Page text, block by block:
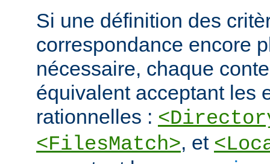
Si une définition des
correspondance encore
nécessaire, chaque
équivalent acceptant les
rationnelles :
<FilesMatch>, et